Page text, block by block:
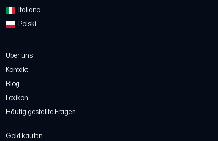
Italiano
Polski
Über uns
Kontakt
Blog
Lexikon
Häufig gestellte Fragen
Gold kaufen